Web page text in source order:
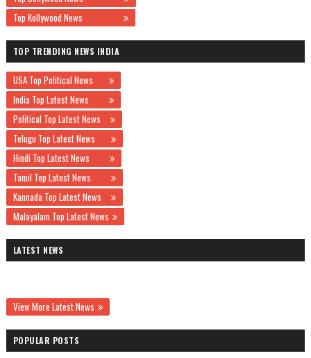
Top Kollywood News
TOP TRENDING NEWS INDIA
USA Top Political News
India Top Latest News
Political Top Latest News
Telugu Top Latest News
Hindi Top Latest News
Tamil Top Latest News
Kannada Top Latest News
Malayalam Top Latest News
LATEST NEWS
View More Latest News
POPULAR POSTS